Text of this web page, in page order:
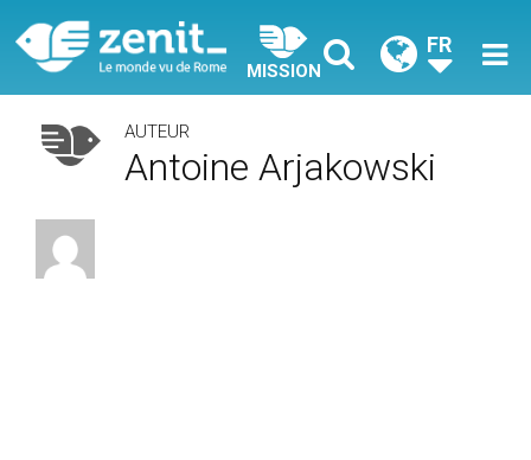
MISSION
FR
AUTEUR
Antoine Arjakowski